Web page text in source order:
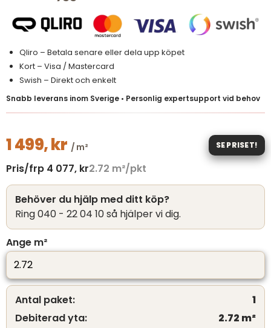
Qliro – Betala senare eller dela upp köpet
Kort – Visa / Mastercard
Swish – Direkt och enkelt
Snabb leverans inom Sverige • Personlig expertsupport vid behov
1 499,kr / m² SE PRISET!
Pris/frp 4 077, kr2.72 m²/pkt
Behöver du hjälp med ditt köp?
Ring 040 - 22 04 10 så hjälper vi dig.
Ange m²
Antal paket:
1
Debiterad yta:
2.72 m²